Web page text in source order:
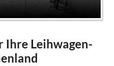
Ihre Leihwagen-